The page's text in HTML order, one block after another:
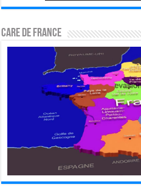
CARE DE FRANCE